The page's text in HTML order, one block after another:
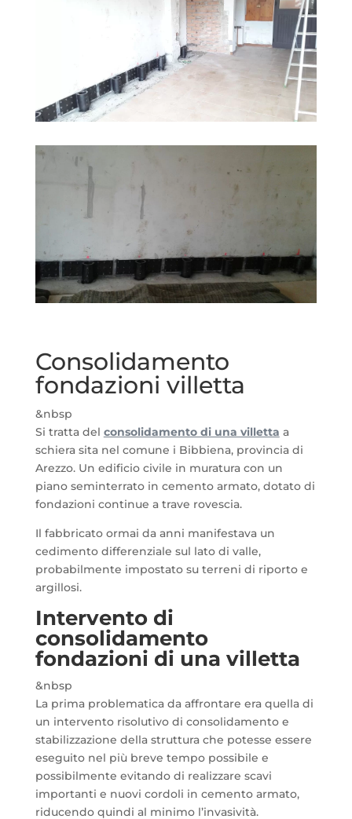
Consolidamento
fondazioni villetta
&nbsp
Si tratta del consolidamento di una villetta a
schiera sita nel comune i Bibbiena, provincia di
Arezzo. Un edificio civile in muratura con un
piano seminterrato in cemento armato, dotato di
fondazioni continue a trave rovescia.
Il fabbricato ormai da anni manifestava un
cedimento differenziale sul lato di valle,
probabilmente impostato su terreni di riporto e
argillosi.
Intervento di
consolidamento
fondazioni di una villetta
&nbsp
La prima problematica da affrontare era quella di
un intervento risolutivo di consolidamento e
stabilizzazione della struttura che potesse essere
eseguito nel più breve tempo possibile e
possibilmente evitando di realizzare scavi
importanti e nuovi cordoli in cemento armato,
riducendo quindi al minimo l’invasività.